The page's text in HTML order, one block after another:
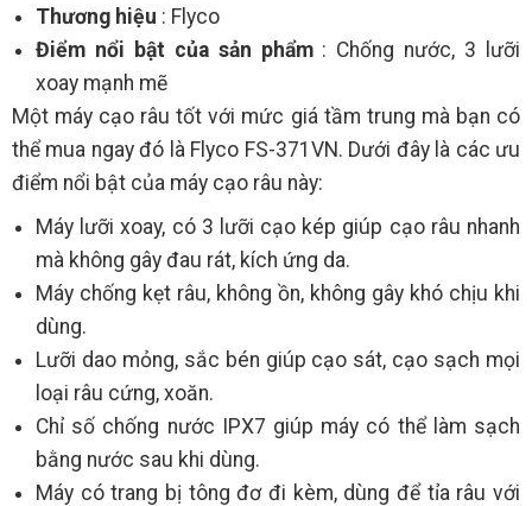
Thương hiệu : Flyco
Điểm nổi bật của sản phẩm: Chống nước, 3 lưỡi
xoay mạnh mẽ
Một máy cạo râu tốt với mức giá tầm trung mà bạn có
thể mua ngay đó là Flyco FS-371VN. Dưới đây là các ưu
điểm nổi bật của máy cạo râu này:
Máy lưỡi xoay, có 3 lưỡi cạo kép giúp cạo râu nhanh
mà không gây đau rát, kích ứng da.
Máy chống kẹt râu, không ồn, không gây khó chịu khi
dùng.
Lưỡi dao mỏng, sắc bén giúp cạo sát, cạo sạch mọi
loại râu cứng, xoăn.
Chỉ số chống nước IPX7 giúp máy có thể làm sạch
bằng nước sau khi dùng.
Máy có trang bị tông đơ đi kèm, dùng để tỉa râu với